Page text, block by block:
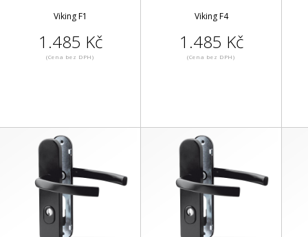
Viking F1
1.485 Kč
(Cena bez DPH)
Viking F4
1.485 Kč
(Cena bez DPH)